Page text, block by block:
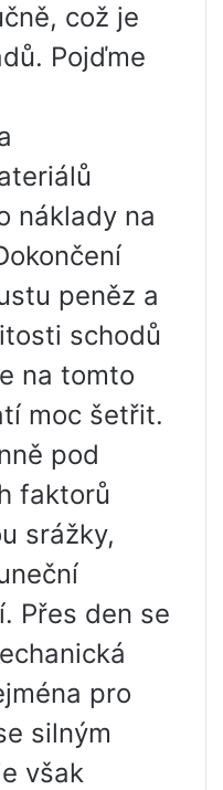
což je
Pojďme
náklady na
peněz a
schodů
na tomto
moc šetřit.
pod
faktorů
srážky,
Přes den se
pro
silným
však